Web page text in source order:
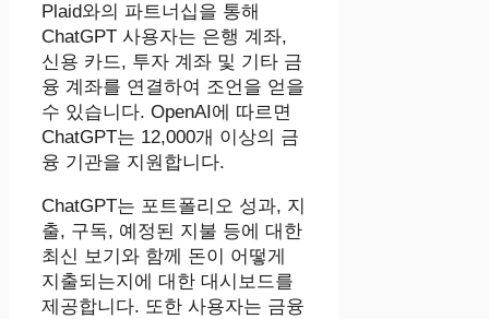
Plaid와의 파트너십을 통해
ChatGPT 사용자는 은행 계좌,
신용 카드, 투자 계좌 및 기타 금
융 계좌를 연결하여 조언을 얻을
수 있습니다. OpenAI에 따르면
ChatGPT는 12,000개 이상의 금
융 기관을 지원합니다.
ChatGPT는 포트폴리오 성과, 지
출, 구독, 예정된 지불 등에 대한
최신 보기와 함께 돈이 어떻게
지출되는지에 대한 대시보드를
제공합니다. 또한 사용자는 금융